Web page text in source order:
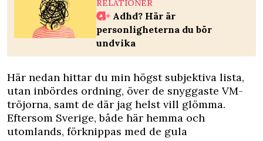
RELATIONER
Adhd? Här är
personligheterna du bör
undvika
Här nedan hittar du min högst subjektiva lista,
utan inbördes ordning, över de snyggaste VM-
tröjorna, samt de där jag helst vill glömma.
Eftersom Sverige, både här hemma och
utomlands, förknippas med de gula